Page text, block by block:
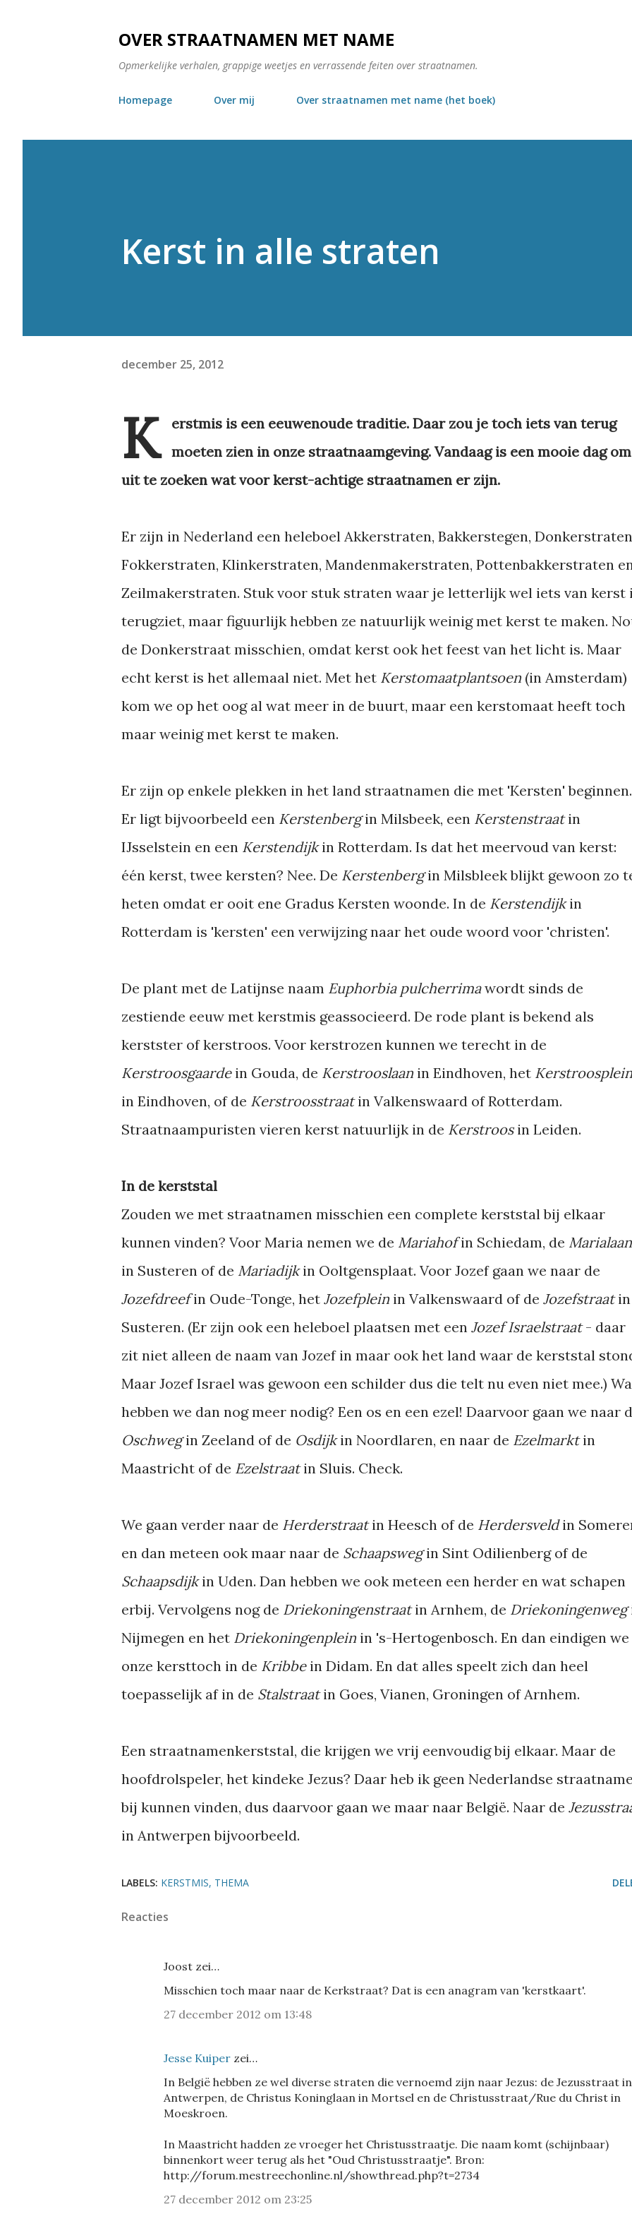
OVER STRAATNAMEN MET NAME
Opmerkelijke verhalen, grappige weetjes en verrassende feiten over straatnamen.
Homepage Over mij Over straatnamen met name (het boek)
Kerst in alle straten
december 25, 2012
K
erstmis is een eeuwenoude traditie. Daar zou je toch iets van terug
moeten zien in onze straatnaamgeving. Vandaag is een mooie dag om
uit te zoeken wat voor kerst-achtige straatnamen er zijn.
Er zijn in Nederland een heleboel Akkerstraten, Bakkerstegen,
Fokkerstraten, Klinkerstraten, Mandenmakerstraten, Pottenbakkerstraten
Zeilmakerstraten. Stuk voor stuk straten waar je letterlijk wel iets van kerst
terugziet, maar figuurlijk hebben ze natuurlijk weinig met kerst te maken.
de Donkerstraat misschien, omdat kerst ook het feest van het licht is. Maar
echt kerst is het allemaal niet. Met het Kerstomaatplantsoen (in Amsterdam)
kom we op het oog al wat meer in de buurt, maar een kerstomaat heeft toch
maar weinig met kerst te maken.
Er zijn op enkele plekken in het land straatnamen die met 'Kersten' beginnen.
Er ligt bijvoorbeeld een Kerstenbergin Milsbeek, een Kerstenstraatin
IJsselstein en een Kerstendijkin Rotterdam. Is dat het meervoud van kerst:
één kerst, twee kersten? Nee. De Kerstenbergin Milsbleek blijkt gewoon zo
heten omdat er ooit ene Gradus Kersten woonde. In de Kerstendijkin
Rotterdam is 'kersten' een verwijzing naar het oude woord voor 'christen'.
De plant met de Latijnse naam Euphorbia pulcherrimawordt sinds de
zestiende eeuw met kerstmis geassocieerd. De rode plant is bekend als
kerstster of kerstroos. Voor kerstrozen kunnen we terecht in de
Kerstroosgaarde in Gouda, de Kerstrooslaan in Eindhoven, het Kerstroosplein
in Eindhoven, of de Kerstroosstraatin Valkenswaard of Rotterdam.
Straatnaampuristen vieren kerst natuurlijk in de Kerstroosin Leiden.
In de kerststal
Zouden we met straatnamen misschien een complete kerststal bij elkaar
kunnen vinden? Voor Maria nemen we de Mariahofin Schiedam, de Marialaan
in Susteren of de Mariadijkin Ooltgensplaat. Voor Jozef gaan we naar de
Jozefdreefin Oude-Tonge, het Jozefplein in Valkenswaard of de Jozefstraatin
Susteren. (Er zijn ook een heleboel plaatsen met een Jozef Israelstraat- daar
zit niet alleen de naam van Jozef in maar ook het land waar de kerststal
Maar Jozef Israel was gewoon een schilder dus die telt nu even niet mee.)
hebben we dan nog meer nodig? Een os en een ezel! Daarvoor gaan we naar
Oschwegin Zeeland of de Osdijkin Noordlaren, en naar de Ezelmarktin
Maastricht of de Ezelstraatin Sluis. Check.
We gaan verder naar de Herderstraatin Heesch of de Herdersveldin
en dan meteen ook maar naar de Schaapswegin Sint Odilienberg of de
Schaapsdijkin Uden. Dan hebben we ook meteen een herder en wat schapen
erbij. Vervolgens nog de Driekoningenstraatin Arnhem, de Driekoningenweg
Nijmegen en het Driekoningenplein in 's-Hertogenbosch. En dan eindigen we
onze kersttoch in de Kribbein Didam. En dat alles speelt zich dan heel
toepasselijk af in de Stalstraatin Goes, Vianen, Groningen of Arnhem.
Een straatnamenkerststal, die krijgen we vrij eenvoudig bij elkaar. Maar de
hoofdrolspeler, het kindeke Jezus? Daar heb ik geen Nederlandse
bij kunnen vinden, dus daarvoor gaan we maar naar België. Naar de
in Antwerpen bijvoorbeeld.
LABELS: KERSTMIS THEMA
Reacties
Joost zei…
Misschien toch maar naar de Kerkstraat? Dat is een anagram van 'kerstkaart'.
27 december 2012 om 13:48
Jesse Kuiper zei…
In België hebben ze wel diverse straten die vernoemd zijn naar Jezus: de Jezusstraat in
Antwerpen, de Christus Koninglaan in Mortsel en de Christusstraat/Rue du Christ in
Moeskroen.
In Maastricht hadden ze vroeger het Christusstraatje. Die naam komt (schijnbaar)
binnenkort weer terug als het "Oud Christusstraatje". Bron:
http://forum.mestreechonline.nl/showthread.php?t=2734
27 december 2012 om 23:25